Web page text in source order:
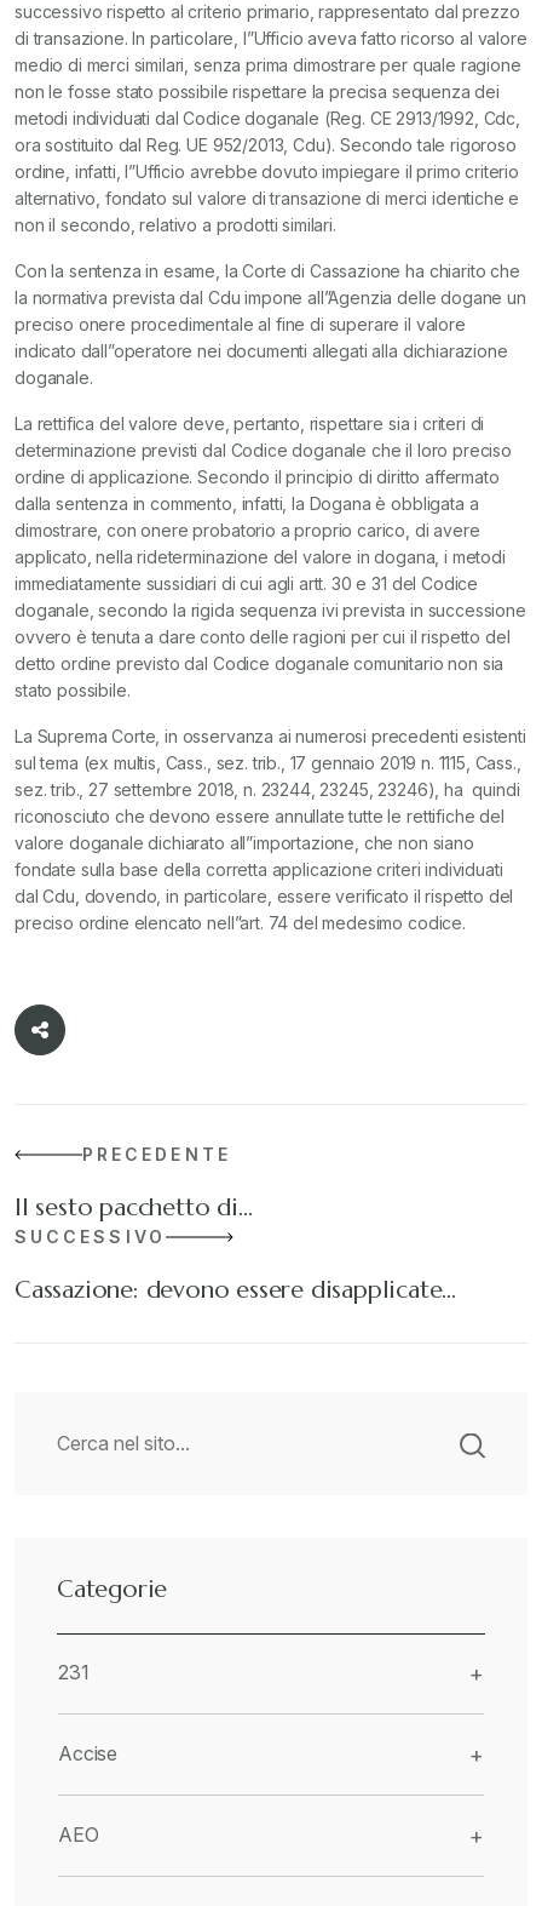
successivo rispetto al criterio primario, rappresentato dal prezzo
di transazione. In particolare, l”Ufficio aveva fatto ricorso al valore
medio di merci similari, senza prima dimostrare per quale ragione
non le fosse stato possibile rispettare la precisa sequenza dei
metodi individuati dal Codice doganale (Reg. CE 2913/1992, Cdc,
ora sostituito dal Reg. UE 952/2013, Cdu). Secondo tale rigoroso
ordine, infatti, l”Ufficio avrebbe dovuto impiegare il primo criterio
alternativo, fondato sul valore di transazione di merci identiche e
non il secondo, relativo a prodotti similari.
Con la sentenza in esame, la Corte di Cassazione ha chiarito che
la normativa prevista dal Cdu impone all”Agenzia delle dogane un
preciso onere procedimentale al fine di superare il valore
indicato dall”operatore nei documenti allegati alla dichiarazione
doganale.
La rettifica del valore deve, pertanto, rispettare sia i criteri di
determinazione previsti dal Codice doganale che il loro preciso
ordine di applicazione. Secondo il principio di diritto affermato
dalla sentenza in commento, infatti, la Dogana è obbligata a
dimostrare, con onere probatorio a proprio carico, di avere
applicato, nella rideterminazione del valore in dogana, i metodi
immediatamente sussidiari di cui agli artt. 30 e 31 del Codice
doganale, secondo la rigida sequenza ivi prevista in successione
ovvero è tenuta a dare conto delle ragioni per cui il rispetto del
detto ordine previsto dal Codice doganale comunitario non sia
stato possibile.
La Suprema Corte, in osservanza ai numerosi precedenti esistenti
sul tema (ex multis, Cass., sez. trib., 17 gennaio 2019 n. 1115, Cass.,
sez. trib., 27 settembre 2018, n. 23244, 23245, 23246), ha quindi
riconosciuto che devono essere annullate tutte le rettifiche del
valore doganale dichiarato all”importazione, che non siano
fondate sulla base della corretta applicazione criteri individuati
dal Cdu, dovendo, in particolare, essere verificato il rispetto del
preciso ordine elencato nell”art. 74 del medesimo codice.
PRECEDENTE
Il sesto pacchetto di…
SUCCESSIVO
Cassazione: devono essere disapplicate…
Categorie
231 +
Accise +
AEO +